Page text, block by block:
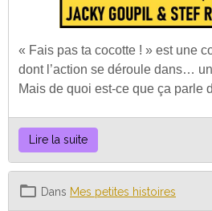
« Fais pas ta cocotte ! » est une
dont l’action se déroule dans…
Mais de quoi est-ce que ça parle
Lire la suite
Dans Mes petites histoires